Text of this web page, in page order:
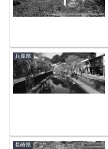
兵庫県
長崎県